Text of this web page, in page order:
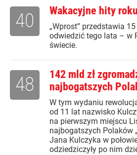
Wakacyjne hity
„Wprost” przedstawia
odwiedzić tego lata – w
świecie.
40
142 mld zł
najbogatszych
W tym wydaniu
od 11 lat nazwisko
na pierwszym miejscu
najbogatszych Polaków
Jana Kulczyka w
odziedziczyły po nim
48